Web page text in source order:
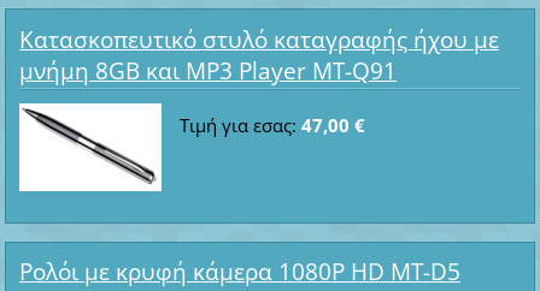
Κατασκοπευτικό στυλό καταγραφής ήχου με
μνήμη 8GB και MP3 Player MT-Q91
Τιμή για εσας: 47,00 €
Ρολόι με κρυφή κάμερα 1080P HD MT-D5